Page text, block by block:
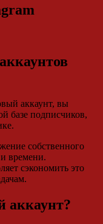
аккаунт, вы
базе подписчиков,
собственного
времени.
сэкономить это
аккаунт?